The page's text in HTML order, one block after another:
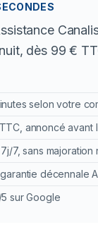
dès 99 €
selon votre
annoncé avant
7, sans majoration
décennale
sur Google